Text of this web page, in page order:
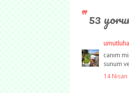
53
canım
sunum
14